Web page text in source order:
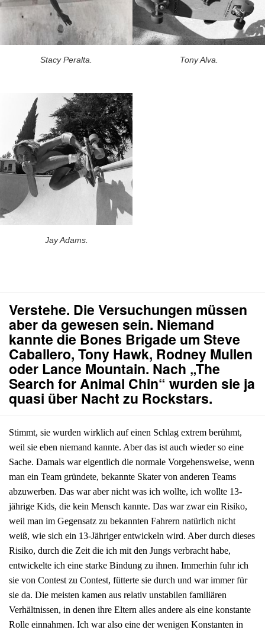
Stacy Peralta. Tony Alva.
Jay Adams.
Verstehe. Die Versuchungen müssen
aber da gewesen sein. Niemand
kannte die Bones Brigade um Steve
Caballero, Tony Hawk, Rodney Mullen
oder Lance Mountain. Nach „The
Search for Animal Chin“ wurden sie ja
quasi über Nacht zu Rockstars.
Stimmt, sie wurden wirklich auf einen Schlag extrem berühmt,
weil sie eben niemand kannte. Aber das ist auch wieder so eine
Sache. Damals war eigentlich die normale Vorgehensweise, wenn
man ein Team gründete, bekannte Skater von anderen Teams
abzuwerben. Das war aber nicht was ich wollte, ich wollte 13-
jährige Kids, die kein Mensch kannte. Das war zwar ein Risiko,
weil man im Gegensatz zu bekannten Fahrern natürlich nicht
weiß, wie sich ein 13-Jähriger entwickeln wird. Aber durch dieses
Risiko, durch die Zeit die ich mit den Jungs verbracht habe,
entwickelte ich eine starke Bindung zu ihnen. Immerhin fuhr ich
sie von Contest zu Contest, fütterte sie durch und war immer für
sie da. Die meisten kamen aus relativ unstabilen familiären
Verhältnissen, in denen ihre Eltern alles andere als eine konstante
Rolle einnahmen. Ich war also eine der wenigen Konstanten in